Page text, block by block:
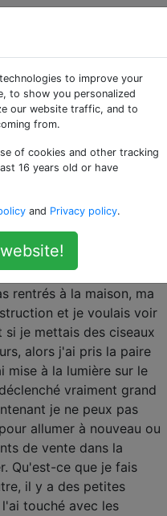
je
circuit
enfant de 15 ans et mes
rentrés à la maison, ma
et je voulais voir
si je mettais des ciseaux
alors j'ai pris la paire
mise à la lumière sur le
vraiment grand
je ne peux pas
allumer à nouveau ou
de vente dans la
Qu'est-ce que je fais
il y a des petites
touché avec les
to improve your
to show you personalized
our website traffic, and to
from.
of cookies and other tracking
16 years old or have
and Privacy policy.